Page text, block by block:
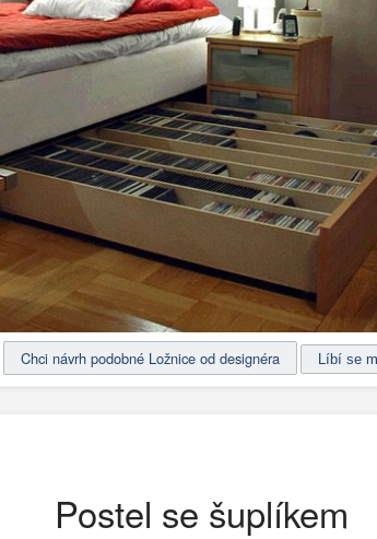
Chci návrh podobné Ložnice od designéra
Postel se šuplíkem